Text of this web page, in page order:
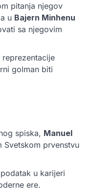
pitanja njegov
u Bajern Minhenu
sa njegovim
golman biti
spiska, Manuel
Svetskom prvenstvu
u karijeri
ere.